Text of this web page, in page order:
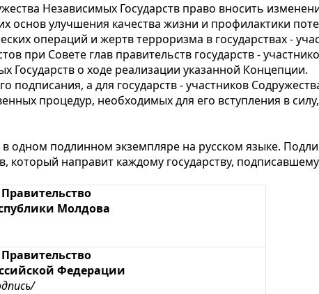
Независимых Государств право вносить
основ улучшения качества жизни и профилактики
операций и жертв терроризма в государствах -
при Совете глав правительств государств -
Государств о ходе реализации указанной Концепции.
подписания, а для государств - участников
процедур, необходимых для его вступления в
одном подлинном экземпляре на русском языке.
который направит каждому государству,
Молдова
Федерации